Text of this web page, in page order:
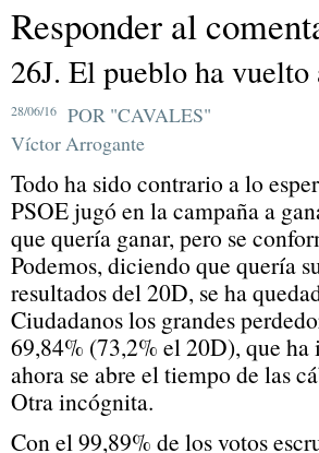
Responder al
26J. El pueblo ha vuelto
28/06/16
POR "CAVALES"
Víctor Arrogante
Todo ha sido contrario a lo
PSOE jugó en la campaña a
que quería ganar, pero se
Podemos, diciendo que quería
resultados del 20D, se ha
Ciudadanos los grandes
69,84% (73,2% el 20D), que
ahora se abre el tiempo de las
Otra incógnita.
Con el 99,89% de los votos